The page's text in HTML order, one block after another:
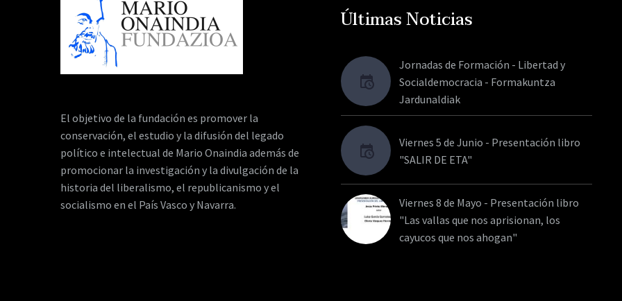
El objetivo de la fundación es promover la
conservación, el estudio y la difusión del legado
político e intelectual de Mario Onaindia además de
promocionar la investigación y la divulgación de la
historia del liberalismo, el republicanismo y el
socialismo en el País Vasco y Navarra.
Últimas Noticias
Jornadas de Formación - Libertad y
Socialdemocracia - Formakuntza
Jardunaldiak
Viernes 5 de Junio - Presentación libro
"SALIR DE ETA"
Viernes 8 de Mayo - Presentación libro
"Las vallas que nos aprisionan, los
cayucos que nos ahogan"